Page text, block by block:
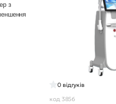
з
0 відгуків
код 3856